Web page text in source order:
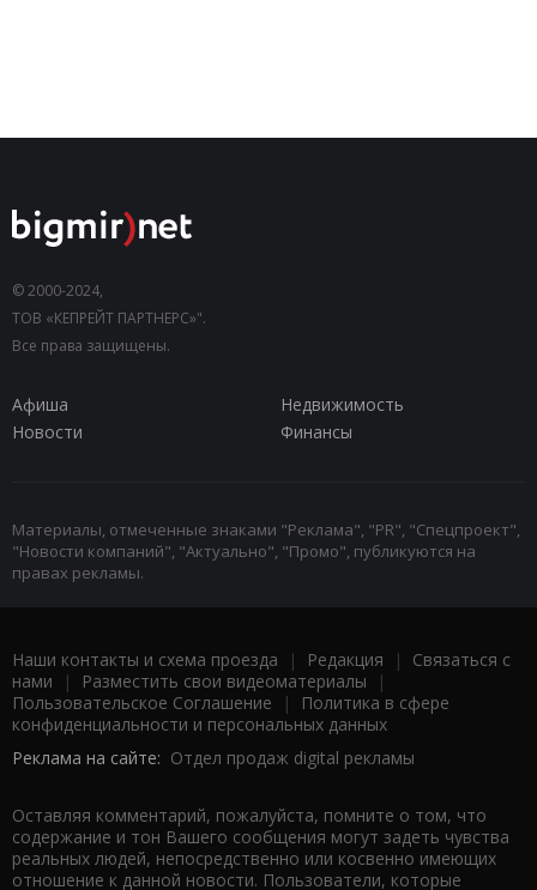
© 2000-2024,
ТОВ «КЕПРЕЙТ ПАРТНЕРС»".
Все права защищены.
Афиша
Недвижимость
Новости
Финансы
Материалы, отмеченные знаками "Реклама", "PR", "Спецпроект",
"Новости компаний", "Актуально", "Промо", публикуются на
правах рекламы.
Наши контакты и схема проезда | Редакция | Связаться с
нами | Разместить свои видеоматериалы |
Пользовательское Соглашение |
Политика в сфере
конфиденциальности и персональных данных
Реклама на сайте: Отдел продаж digital рекламы
Оставляя комментарий, пожалуйста, помните о том, что
содержание и тон Вашего сообщения могут задеть чувства
реальных людей, непосредственно или косвенно имеющих
отношение к данной новости. Пользователи, которые